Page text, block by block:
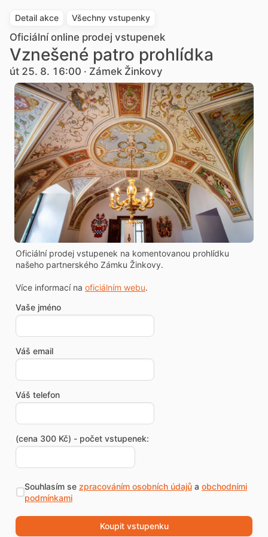
Detail akce Všechny vstupenky
Oficiální online prodej vstupenek
Vznešené patro prohlídka
út 25. 8. 16:00 · Zámek Žinkovy
Oficiální prodej vstupenek na komentovanou prohlídku
našeho partnerského Zámku Žinkovy.
Více informací na oficiálním webu.
Vaše jméno
Váš email
Váš telefon
(cena 300 Kč) - počet vstupenek:
Souhlasím se zpracováním osobních údajůa obchodními
podmínkami
Koupit vstupenku